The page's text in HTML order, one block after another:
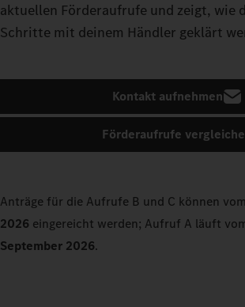
aktuellen Förderaufrufe und zeigt, wie
Schritte mit deinem Händler geklärt
Kontakt aufnehmen
Förderaufrufe
Anträge für die Aufrufe B und C können vom
2026 eingereicht werden; Aufruf A läuft
September 2026.